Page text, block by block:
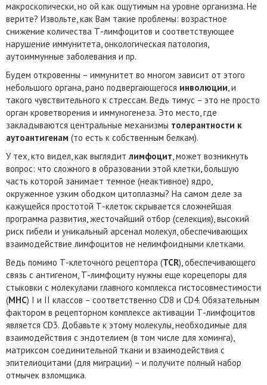
макроскопически, но ой как ощутимым на уровне организма. Не
верите? Извольте, как Вам такие проблемы: возрастное
снижение количества Т-лимфоцитов и соответствующее
нарушение иммунитета, онкологическая патология,
аутоиммунные заболевания и пр.
Будем откровенны – иммунитет во многом зависит от этого
небольшого органа, рано подвергающегося инволюции, и
такого чувствительного к стрессам. Ведь тимус – это не просто
орган кроветворения и иммуногенеза. Это место, где
закладываются центральные механизмы толерантности к
аутоантигенам (то есть к собственным белкам).
У тех, кто видел, как выглядит лимфоцит, может возникнуть
вопрос: что сложного в образовании этой клетки, большую
часть которой занимает темное (неактивное) ядро,
окруженное узким ободком цитоплазмы? На самом деле за
кажущейся простотой Т-клеток скрывается сложнейшая
программа развития, жесточайший отбор (селекция), высокий
риск гибели и уникальный арсенал молекул, обеспечивающих
взаимодействие лимфоцитов не нелимфоидными клетками.
Ведь помимо Т-клеточного рецептора (TCR), обеспечивающего
связь с антигеном, Т-лимфоциту нужны еще корецепоры для
стыковки с молекулами главного комплекса гистосовместимости
(MHC) I и II классов – соответственно CD8 и CD4. Обязательным
фактором в рецепторном комплексе активации Т-лимфоцитов
является CD3. Добавьте к этому молекулы, необходимые для
взаимодействия с эндотелием (в том числе для хоминга),
матриксом соединительной ткани и взаимодействия с
эпителиоцитами (для миграции) – и получите полный набор
отмычек взломщика.